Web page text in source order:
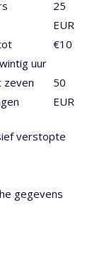
25
EUR
uur
€10
50
EUR
verstopte
gegevens